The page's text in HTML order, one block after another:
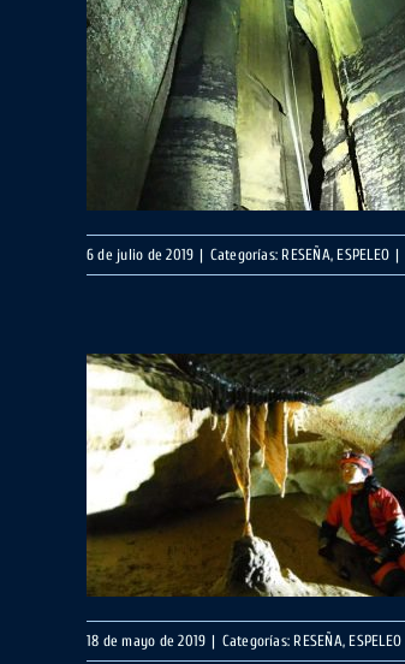
6 de julio de 2019 | Categorías: RESEÑA, ESPELEO |
18 de mayo de 2019 | Categorías: RESEÑA, ESPELEO